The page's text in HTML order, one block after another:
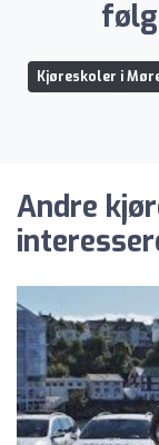
Kjøreskoler i
Andre